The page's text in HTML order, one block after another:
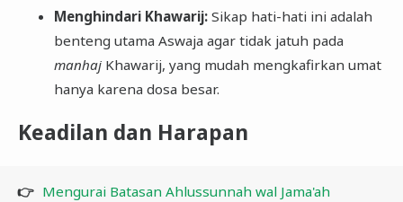
Menghindari Khawarij:Sikap hati-hati ini adalah
benteng utama Aswaja agar tidak jatuh pada
manhajKhawarij, yang mudah mengkafirkan umat
hanya karena dosa besar.
Keadilan dan Harapan
👉 Mengurai Batasan Ahlussunnah wal Jama'ah